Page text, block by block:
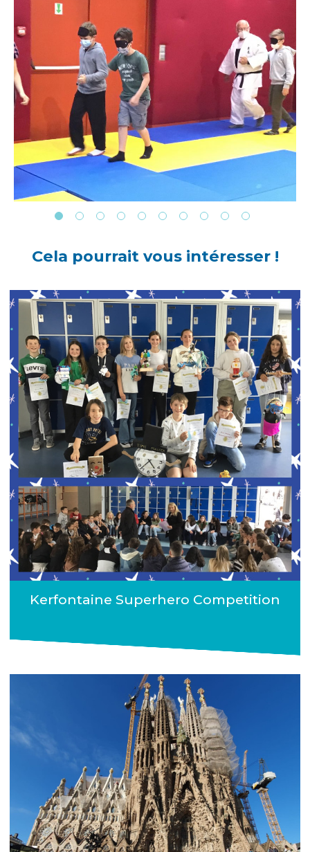
Cela pourrait vous intéresser !
Kerfontaine Superhero Competition